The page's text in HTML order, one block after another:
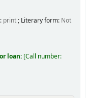
print; Literary form: Not
loan: Call number: